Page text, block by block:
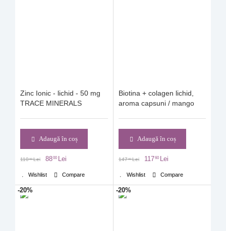
Zinc Ionic - lichid - 50 mg
TRACE MINERALS
Adaugă în coș
11000Lei 8800 Lei
Wishlist Compare
Biotina + colagen lichid,
aroma capsuni / mango
Adaugă în coș
14700Lei 11760 Lei
Wishlist Compare
-20% -20%